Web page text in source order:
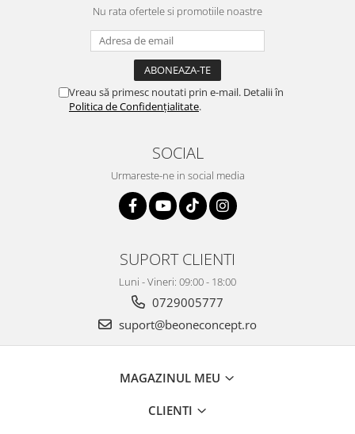
Nu rata ofertele si promotiile noastre
Vreau să primesc noutati prin e-mail. Detalii în
Politica de Confidențialitate.
SOCIAL
Urmareste-ne in social media
SUPORT CLIENTI
Luni - Vineri: 09:00 - 18:00
0729005777
suport@beoneconcept.ro
MAGAZINUL MEU
CLIENTI